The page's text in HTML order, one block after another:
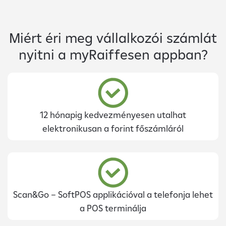
Miért éri meg vállalkozói számlát
nyitni a myRaiffesen appban?
12 hónapig kedvezményesen utalhat
elektronikusan a forint főszámláról
Scan&Go – SoftPOS applikációval a telefonja lehet
a POS terminálja